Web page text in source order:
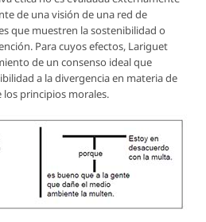
de una visión de una red de
que muestren la sostenibilidad o
Para cuyos efectos, Lariguet
de un consenso ideal que
a la divergencia en materia de
los principios morales.